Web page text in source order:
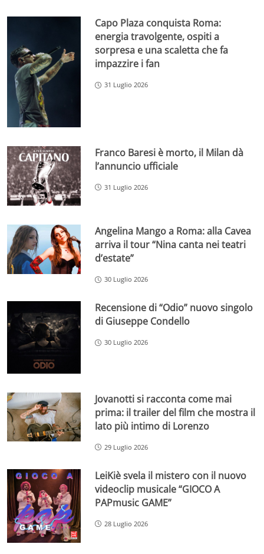
Capo Plaza conquista Roma:
energia travolgente, ospiti a
sorpresa e una scaletta che fa
impazzire i fan
31 Luglio 2026
Franco Baresi è morto, il Milan dà
l’annuncio ufficiale
31 Luglio 2026
Angelina Mango a Roma: alla Cavea
arriva il tour “Nina canta nei teatri
d’estate”
30 Luglio 2026
Recensione di “Odio” nuovo singolo
di Giuseppe Condello
30 Luglio 2026
Jovanotti si racconta come mai
prima: il trailer del film che mostra il
lato più intimo di Lorenzo
29 Luglio 2026
LeiKiè svela il mistero con il nuovo
videoclip musicale “GIOCO A
PAPmusic GAME”
28 Luglio 2026